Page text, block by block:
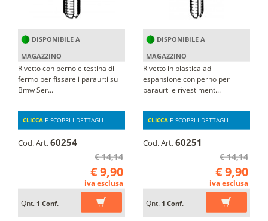
DISPONIBILE A
MAGAZZINO
Rivetto con perno e testina di
fermo per fissare i paraurti su
Bmw Ser...
CLICCA E SCOPRI I DETTAGLI
Cod. Art.60254
€ 14,14
€ 9,90
iva esclusa
Qnt. 1 Conf.
DISPONIBILE A
MAGAZZINO
Rivetto in plastica ad
espansione con perno per
paraurti e rivestiment...
CLICCA E SCOPRI I DETTAGLI
Cod. Art.60251
€ 14,14
€ 9,90
iva esclusa
Qnt. 1 Conf.